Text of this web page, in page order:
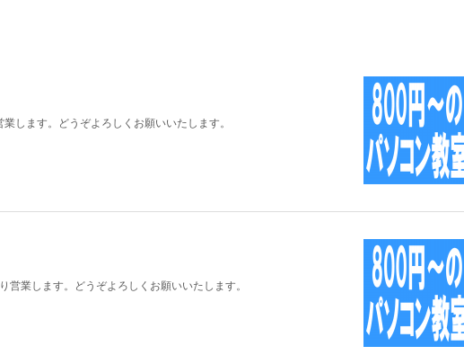
します。どうぞよろしくお願いいたします。
業します。どうぞよろしくお願いいたします。